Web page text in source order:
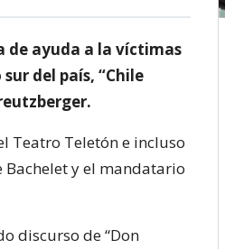
de ayuda a la víctimas
del país, “Chile
Teatro Teletón e incluso
y el mandatario
discurso de “Don